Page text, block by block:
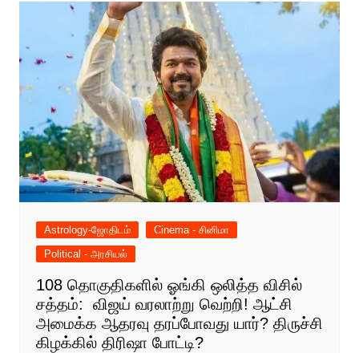
Astrology-ஜோதிடம்
Cinema - சினிமா
Political - அரசியல்
108 தொகுதிகளில் ஓங்கி ஒலித்த விசில்
சத்தம்: விஜய் வரலாற்று வெற்றி! ஆட்சி
அமைக்க ஆதரவு தரப்போவது யார்? திருச்சி
கிழக்கில் திரிஷா போட்டி?